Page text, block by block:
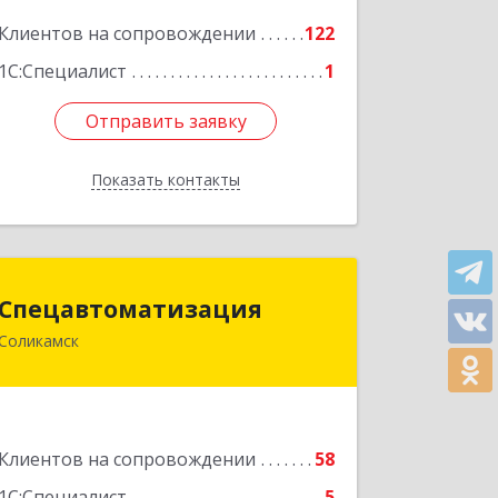
Клиентов на сопровождении
122
1С:Специалист
1
Отправить заявку
Показать контакты
Отправить заявку
Назад
Спецавтоматизация
Клиентов на сопровождении
58
618547, Пермский край, Соликамск г,